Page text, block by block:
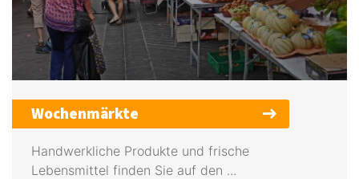
Wochenmärkte
Handwerkliche Produkte und frische
Lebensmittel finden Sie auf den ...